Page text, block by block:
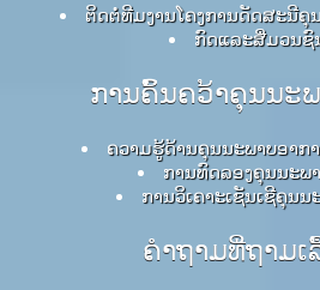
ຕິດຕໍ່ທີມງານໂຄງການດັດສະນີຄຸ
ກົດ​ແລະ​ສື່​ມວນ​ຊົ
ການຄົ້ນຄວ້າຄຸນນະ
ຄວາມຮູ້ດ້ານຄຸນນະພາບອາກ
ການທົດລອງຄຸນນະພ
ການວິເຄາະເຊັນເຊີຄຸນນ
ຄໍາຖາມທີ່ຖາມເ